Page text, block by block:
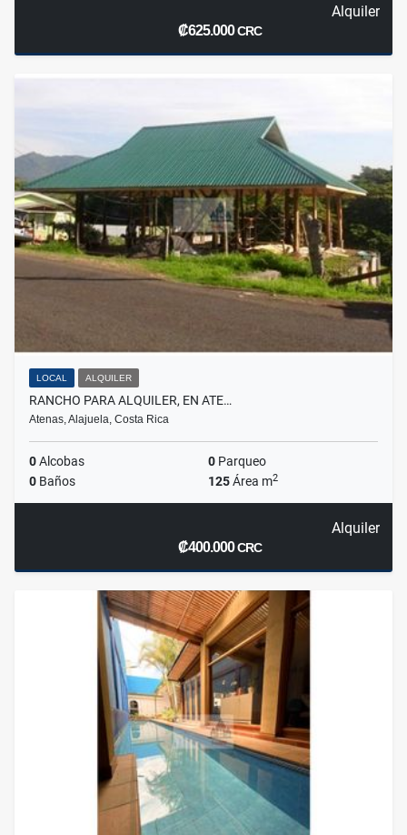
Alquiler
₡625.000CRC
LOCAL ALQUILER
RANCHO PARA ALQUILER, EN ATE…
Atenas, Alajuela, Costa Rica
0Alcobas 0 Parqueo
0 Baños 125Área m2
Alquiler
₡400.000CRC